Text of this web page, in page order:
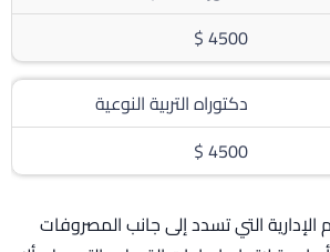
4500 $
دكتوراه التربية النوعية
4500 $
التي تسدد إلى جانب المصروفات